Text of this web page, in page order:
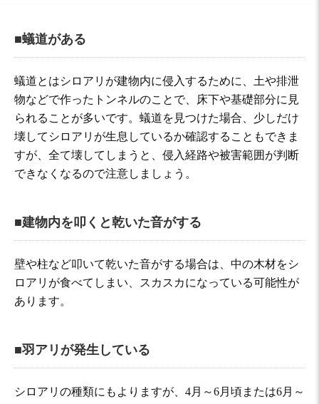
■蟻道がある
蟻道とはシロアリが建物内に侵入するために、土や排泄
物などで作ったトンネルのことで、床下や基礎部分に見
られることが多いです。蟻道を見つけた場合、少しだけ
壊してシロアリが生息しているか確認することもできま
すが、全て壊してしまうと、侵入経路や被害範囲が判断
できなくなるので注意しましょう。
■建物内を叩くと乾いた音がする
壁や柱など叩いて乾いた音がする場合は、中の木材をシ
ロアリが食べてしまい、スカスカになっている可能性が
あります。
■羽アリが発生している
シロアリの種類にもよりますが、4月～6月頃または6月～